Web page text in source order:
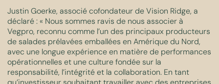
Justin Goerke, associé cofondateur de Vision Ridge, a
déclaré : « Nous sommes ravis de nous associer à
Vegpro, reconnu comme l’un des principaux producteurs
de salades prélavées emballées en Amérique du Nord,
avec une longue expérience en matière de performances
opérationnelles et une culture fondée sur la
responsabilité, l’intégrité et la collaboration. En tant